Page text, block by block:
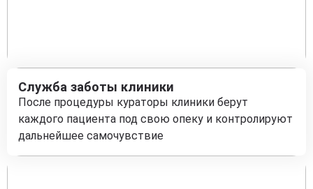
Служба заботы клиники
После процедуры кураторы клиники берут
каждого пациента под свою опеку и контролируют
дальнейшее самочувствие